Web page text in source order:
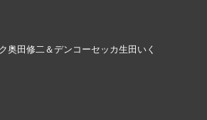
奥田修二＆デンコーセッカ生田いく